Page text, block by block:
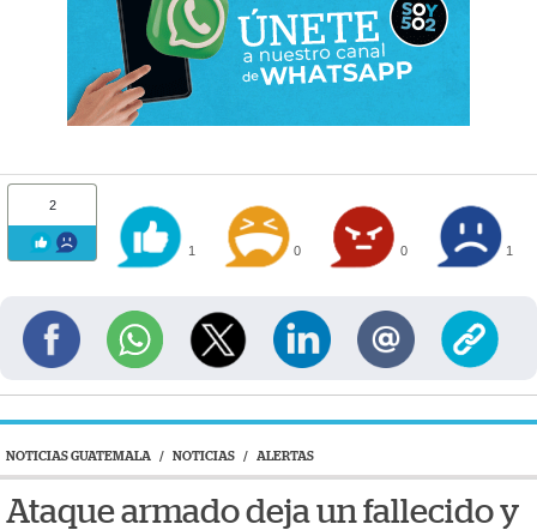
2
1 0 0 1
NOTICIAS GUATEMALA / NOTICIAS / ALERTAS
Ataque armado deja un fallecido y